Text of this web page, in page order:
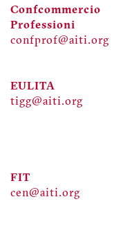
Confcommercio
Professioni
confprof@aiti.org
EULITA
tigg@aiti.org
FIT
cen@aiti.org